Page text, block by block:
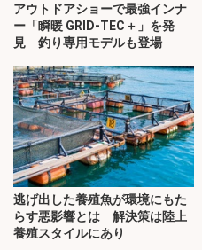
アウトドアショーで最強インナ
ー「瞬暖 GRID-TEC＋」を発
見 釣り専用モデルも登場
逃げ出した養殖魚が環境にもた
らす悪影響とは 解決策は陸上
養殖スタイルにあり